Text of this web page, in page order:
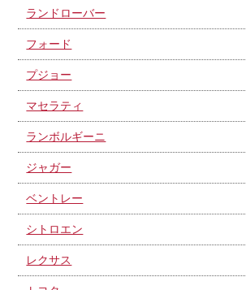
ランドローバー
フォード
プジョー
マセラティ
ランボルギーニ
ジャガー
ベントレー
シトロエン
レクサス